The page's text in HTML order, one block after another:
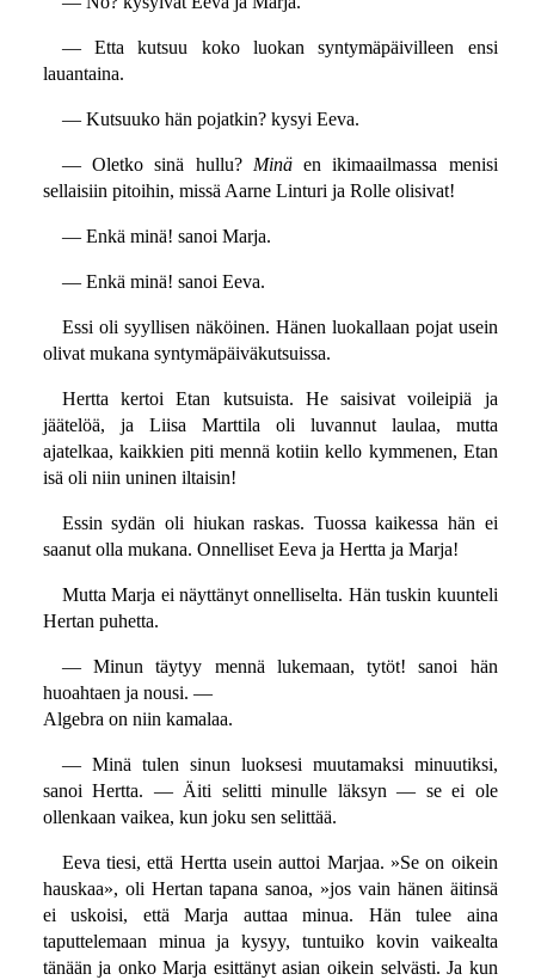
— Etta kutsuu koko luokan syntymäpäivilleen ensi
lauantaina.
— Kutsuuko hän pojatkin? kysyi Eeva.
— Oletko sinä hullu? Minäen ikimaailmassa menisi
sellaisiin pitoihin, missä Aarne Linturi ja Rolle olisivat!
— Enkä minä! sanoi Marja.
— Enkä minä! sanoi Eeva.
Essi oli syyllisen näköinen. Hänen luokallaan pojat usein
olivat mukana syntymäpäiväkutsuissa.
Hertta kertoi Etan kutsuista. He saisivat voileipiä ja
jäätelöä, ja Liisa Marttila oli luvannut laulaa, mutta
ajatelkaa, kaikkien piti mennä kotiin kello kymmenen, Etan
isä oli niin uninen iltaisin!
Essin sydän oli hiukan raskas. Tuossa kaikessa hän ei
saanut olla mukana. Onnelliset Eeva ja Hertta ja Marja!
Mutta Marja ei näyttänyt onnelliselta. Hän tuskin kuunteli
Hertan puhetta.
— Minun täytyy mennä lukemaan, tytöt! sanoi hän
huoahtaen ja nousi. —
Algebra on niin kamalaa.
— Minä tulen sinun luoksesi muutamaksi minuutiksi,
sanoi Hertta. — Äiti selitti minulle läksyn — se ei ole
ollenkaan vaikea, kun joku sen selittää.
Eeva tiesi, että Hertta usein auttoi Marjaa. »Se on oikein
hauskaa», oli Hertan tapana sanoa, »jos vain hänen äitinsä
ei uskoisi, että Marja auttaa minua. Hän tulee aina
taputtelemaan minua ja kysyy, tuntuiko kovin vaikealta
tänään ja onko Marja esittänyt asian oikein selvästi. Ja kun